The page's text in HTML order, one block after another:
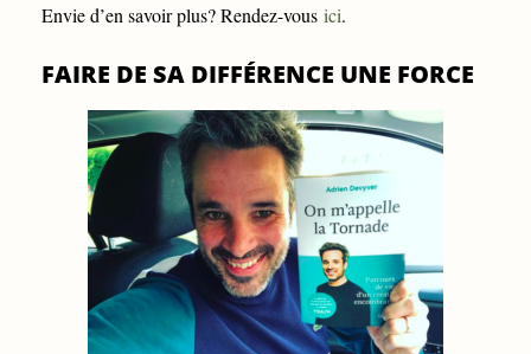
Envie d’en savoir plus? Rendez-vous ici.
FAIRE DE SA DIFFÉRENCE UNE FORCE